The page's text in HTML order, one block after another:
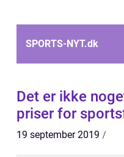
SPORTS-NYT.dk
Det er ikke
priser for
19 september 2019